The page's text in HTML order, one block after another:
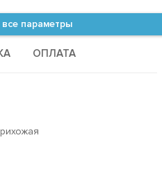
параметры
ОПЛАТА